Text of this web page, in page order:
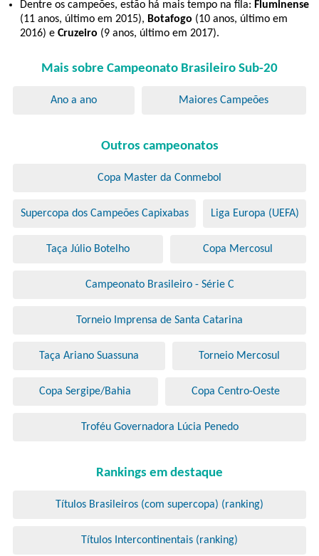
Dentre os campeões, estão há mais tempo na fila: Fluminense
(11 anos, último em 2015), Botafogo (10 anos, último em
2016) e Cruzeiro (9 anos, último em 2017).
Mais sobre Campeonato Brasileiro Sub-20
Ano a ano Maiores Campeões
Outros campeonatos
Copa Master da Conmebol
Supercopa dos Campeões Capixabas Liga Europa (UEFA)
Taça Júlio Botelho Copa Mercosul
Campeonato Brasileiro - Série C
Torneio Imprensa de Santa Catarina
Taça Ariano Suassuna Torneio Mercosul
Copa Sergipe/Bahia Copa Centro-Oeste
Troféu Governadora Lúcia Penedo
Rankings em destaque
Títulos Brasileiros (com supercopa) (ranking)
Títulos Intercontinentais (ranking)